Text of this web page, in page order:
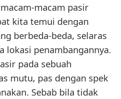
macam pasir
kita temui dengan
berbeda-beda, selaras
lokasi penambangannya.
pada sebuah
mutu, pas dengan spek
Sebab bila tidak